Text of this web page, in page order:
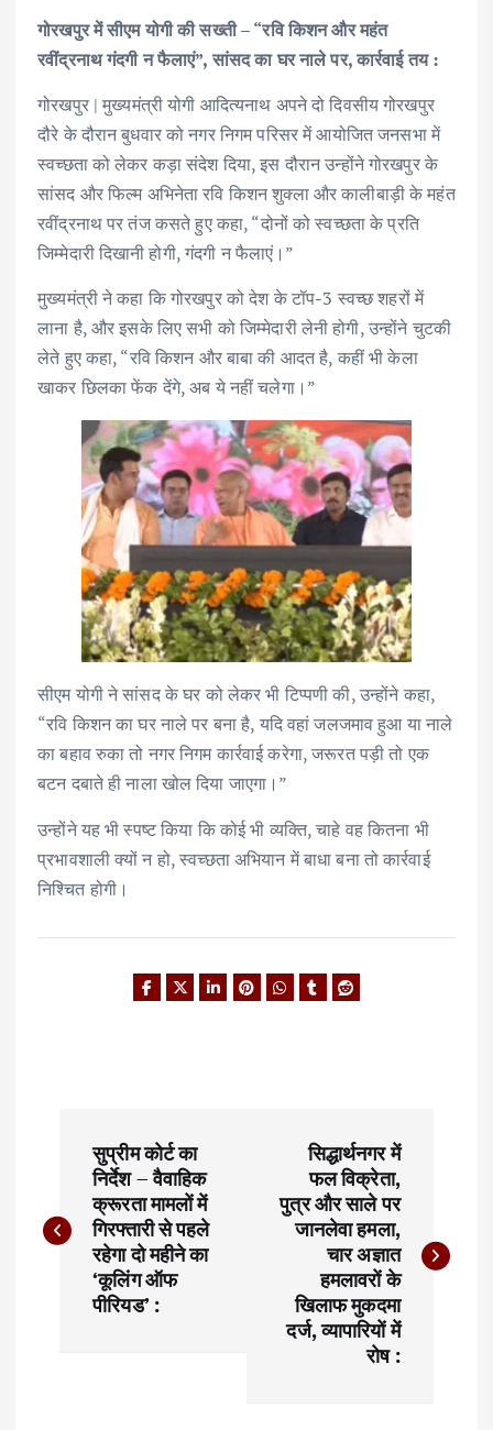
गोरखपुर में सीएम योगी की सख्ती – “रवि किशन और महंत
रवींद्रनाथ गंदगी न फैलाएं”, सांसद का घर नाले पर, कार्रवाई तय :
गोरखपुर | मुख्यमंत्री योगी आदित्यनाथ अपने दो दिवसीय गोरखपुर
दौरे के दौरान बुधवार को नगर निगम परिसर में आयोजित जनसभा में
स्वच्छता को लेकर कड़ा संदेश दिया, इस दौरान उन्होंने गोरखपुर के
सांसद और फिल्म अभिनेता रवि किशन शुक्ला और कालीबाड़ी के महंत
रवींद्रनाथ पर तंज कसते हुए कहा, “दोनों को स्वच्छता के प्रति
जिम्मेदारी दिखानी होगी, गंदगी न फैलाएं।”
मुख्यमंत्री ने कहा कि गोरखपुर को देश के टॉप-3 स्वच्छ शहरों में
लाना है, और इसके लिए सभी को जिम्मेदारी लेनी होगी, उन्होंने चुटकी
लेते हुए कहा, “रवि किशन और बाबा की आदत है, कहीं भी केला
खाकर छिलका फेंक देंगे, अब ये नहीं चलेगा।”
सीएम योगी ने सांसद के घर को लेकर भी टिप्पणी की, उन्होंने कहा,
“रवि किशन का घर नाले पर बना है, यदि वहां जलजमाव हुआ या नाले
का बहाव रुका तो नगर निगम कार्रवाई करेगा, जरूरत पड़ी तो एक
बटन दबाते ही नाला खोल दिया जाएगा।”
उन्होंने यह भी स्पष्ट किया कि कोई भी व्यक्ति, चाहे वह कितना भी
प्रभावशाली क्यों न हो, स्वच्छता अभियान में बाधा बना तो कार्रवाई
निश्चित होगी।
s
सुप्रीम कोर्ट का
निर्देश – वैवाहिक
क्रूरता मामलों में
गिरफ्तारी से पहले
रहेगा दो महीने का
‘कूलिंग ऑफ
पीरियड’ :
सिद्धार्थनगर में
फल विक्रेता,
पुत्र और साले पर
जानलेवा हमला,
चार अज्ञात
हमलावरों के
खिलाफ मुकदमा
दर्ज, व्यापारियों में
रोष :